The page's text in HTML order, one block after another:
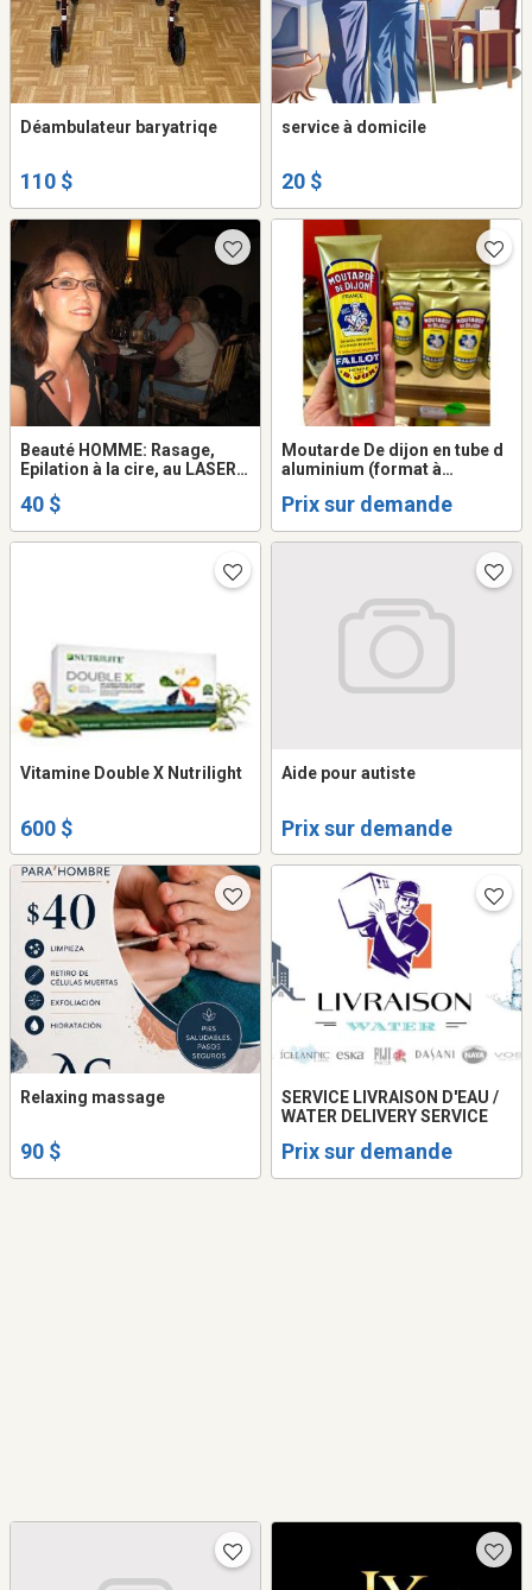
Déambulateur baryatriqe
110 $
service à domicile
20 $
Beauté HOMME: Rasage,
Epilation à la cire, au LASER,
40 $
Moutarde De dijon en tube d
aluminium (format à
Prix sur demande
Vitamine Double X Nutrilight
600 $
Aide pour autiste
Prix sur demande
Relaxing massage
90 $
SERVICE LIVRAISON D'EAU /
WATER DELIVERY SERVICE
Prix sur demande